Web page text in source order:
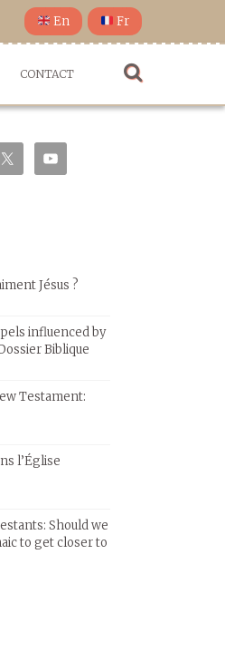
En Fr
CONTACT
Jésus ?
influenced by
Biblique
Testament:
l’Église
Should we
to get closer to